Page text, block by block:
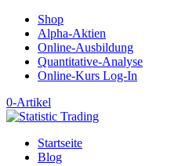
Shop
Alpha-Aktien
Online-Ausbildung
Quantitative-Analyse
Online-Kurs Log-In
0-Artikel
Startseite
Blog